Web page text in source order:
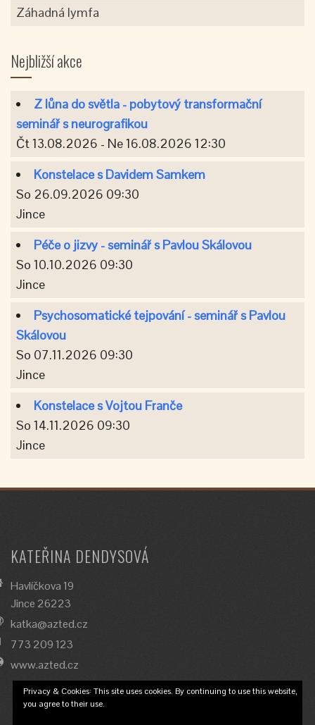
Záhadná lymfa
Nejbližší akce
Z lůna do světla - pobytový transformační
seminář s neurografikou
Čt 13.08.2026 - Ne 16.08.2026 12:30
Konstelace s Davidem Samkem
So 26.09.2026 09:30
Jince
Péče o jizvy - seminář s Pavlou Skálovou
So 10.10.2026 09:30
Jince
Psychosomatické tejpování - seminář s Pavlou
Skálovou
So 07.11.2026 09:30
Jince
Konstelace s Vojtou Franče
So 14.11.2026 09:30
Jince
KATEŘINA DENDYSOVÁ
Havlíčkova 19
Jince 26223
katka@azted.cz
773 209 123
www.azted.cz
Privacy & Cookies: This site uses cookies. By continuing to use this website,
you agree to their use.